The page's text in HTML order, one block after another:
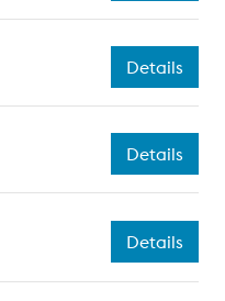
Details
Details
Details